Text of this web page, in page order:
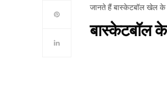
जानते हैं बास्केटबॉल खेल के
बास्केटबॉल